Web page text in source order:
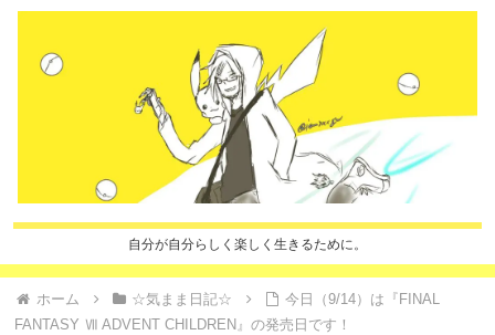
自分が自分らしく楽しく生きるために。
ホーム ☆気まま日記☆
今日（9/14）は『FINAL
FANTASY Ⅶ ADVENT CHILDREN』の発売日です！